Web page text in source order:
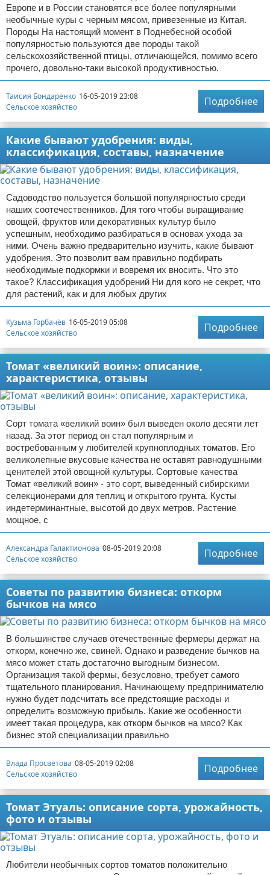
Европе и в России становятся все более популярными
необычные куры с черным мясом, привезенные из Китая.
Породы На настоящий момент в Поднебесной особой
популярностью пользуются две породы такой
сельскохозяйственной птицы, отличающейся, помимо всего
прочего, довольно-таки высокой продуктивностью.
Таисия Бондаренко 16-05-2019 23:08
Сельское хозяйство
Подробнее
Какие бывают удобрения: виды,
классификация, составы, назначение
Садоводство пользуется большой популярностью среди
наших соотечественников. Для того чтобы выращивание
овощей, фруктов или декоративных культур было
успешным, необходимо разбираться в основах ухода за
ними. Очень важно предварительно изучить, какие бывают
удобрения. Это позволит вам правильно подбирать
необходимые подкормки и вовремя их вносить. Что это
такое? Классификация удобрений Ни для кого не секрет, что
для растений, как и для любых других
Кузьма Горбачёв 16-05-2019 05:08
Сельское хозяйство
Подробнее
Томат «великий воин»: описание,
характеристика, отзывы
Сорт томата «великий воин» был выведен около десяти лет
назад. За этот период он стал популярным и
востребованным у любителей крупноплодных томатов. Его
великолепные вкусовые качества не оставят равнодушными
ценителей этой овощной культуры. Сортовые качества
Томат «великий воин» - это сорт, выведенный сибирскими
селекционерами для теплиц и открытого грунта. Кусты
индетерминантные, высотой до двух метров. Растение
мощное, с
Александра Галактионова 08-05-2019 20:08
Сельское хозяйство
Подробнее
Советы по развитию бизнеса: откорм
бычков на мясо
В большинстве случаев отечественные фермеры держат на
откорм, конечно же, свиней. Однако и разведение бычков на
мясо может стать достаточно выгодным бизнесом.
Организация такой фермы, безусловно, требует самого
тщательного планирования. Начинающему предпринимателю
нужно будет подсчитать все предстоящие расходы и
определить возможную прибыль. Какие же особенности
имеет такая процедура, как откорм бычков на мясо? Как
бизнес этой специализации правильно
Влада Просветова 08-05-2019 02:08
Сельское хозяйство
Подробнее
Томат Этуаль: описание сорта, урожайность,
фото и отзывы
Любители необычных сортов томатов положительно